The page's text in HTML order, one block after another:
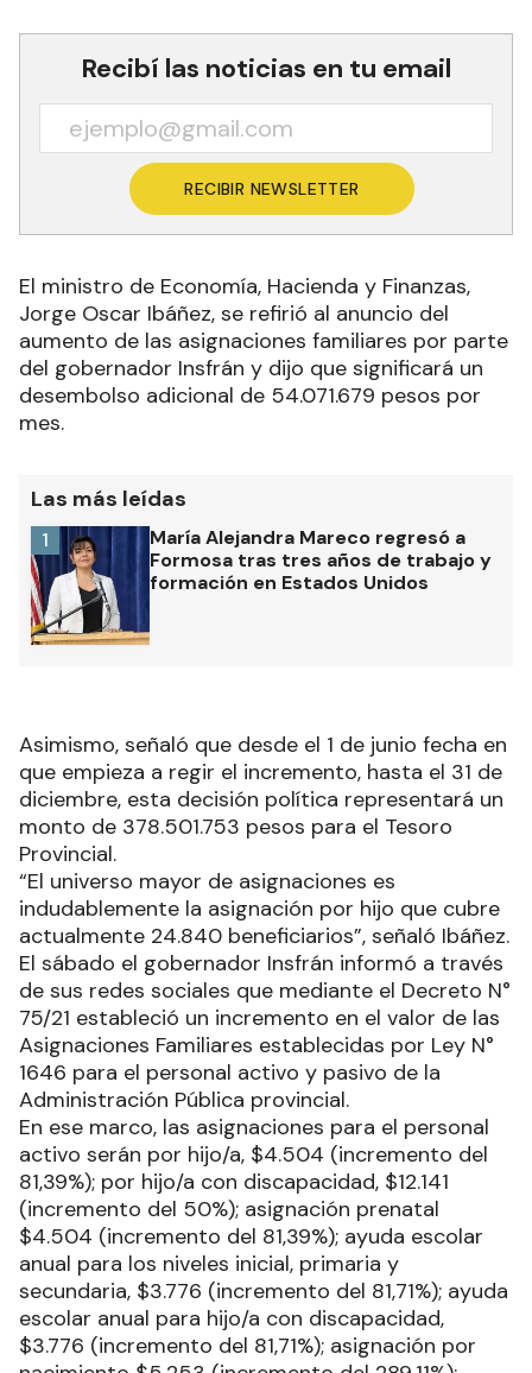
Recibí las noticias en tu email
RECIBIR NEWSLETTER
El ministro de Economía, Hacienda y Finanzas,
Jorge Oscar Ibáñez, se refirió al anuncio del
aumento de las asignaciones familiares por parte
del gobernador Insfrán y dijo que significará un
desembolso adicional de 54.071.679 pesos por
mes.
Las más leídas
María Alejandra Mareco regresó a
Formosa tras tres años de trabajo y
formación en Estados Unidos
1
Asimismo, señaló que desde el 1 de junio fecha en
que empieza a regir el incremento, hasta el 31 de
diciembre, esta decisión política representará un
monto de 378.501.753 pesos para el Tesoro
Provincial.
“El universo mayor de asignaciones es
indudablemente la asignación por hijo que cubre
actualmente 24.840 beneficiarios”, señaló Ibáñez.
El sábado el gobernador Insfrán informó a través
de sus redes sociales que mediante el Decreto N°
75/21 estableció un incremento en el valor de las
Asignaciones Familiares establecidas por Ley N°
1646 para el personal activo y pasivo de la
Administración Pública provincial.
En ese marco, las asignaciones para el personal
activo serán por hijo/a, $4.504 (incremento del
81,39%); por hijo/a con discapacidad, $12.141
(incremento del 50%); asignación prenatal
$4.504 (incremento del 81,39%); ayuda escolar
anual para los niveles inicial, primaria y
secundaria, $3.776 (incremento del 81,71%); ayuda
escolar anual para hijo/a con discapacidad,
$3.776 (incremento del 81,71%); asignación por